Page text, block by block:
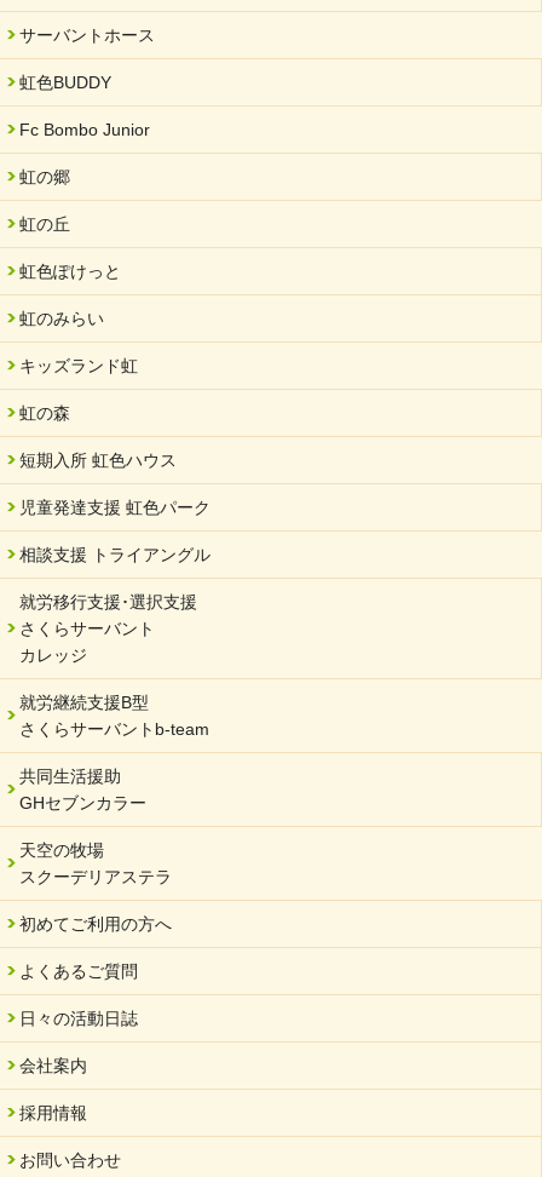
サーバントホース
虹色BUDDY
Fc Bombo Junior
虹の郷
虹の丘
虹色ぽけっと
虹のみらい
キッズランド虹
虹の森
短期入所 虹色ハウス
児童発達支援 虹色パーク
相談支援 トライアングル
就労移行支援･選択支援
さくらサーバント
カレッジ
就労継続支援B型
さくらサーバントb-team
共同生活援助
GHセブンカラー
天空の牧場
スクーデリアステラ
初めてご利用の方へ
よくあるご質問
日々の活動日誌
会社案内
採用情報
お問い合わせ